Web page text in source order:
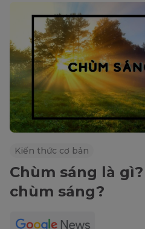
Kiến thức cơ bản
Chùm sáng là
chùm sáng?